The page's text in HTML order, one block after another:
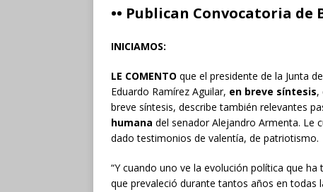
•• Publican Convocatoria de
INICIAMOS:
LE COMENTO que el presidente de la Junta
Eduardo Ramírez Aguilar, en breve síntesis,
breve síntesis, describe también relevantes
humana del senador Alejandro Armenta. Le
dado testimonios de valentía, de patriotismo.
“Y cuando uno ve la evolución política que
que prevaleció durante tantos años en todas